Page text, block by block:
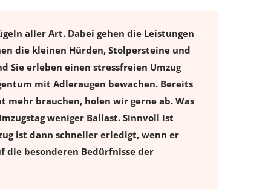
aller Art. Dabei gehen die Leistungen
die kleinen Hürden, Stolpersteine und
Sie erleben einen stressfreien Umzug
mit Adleraugen bewachen. Bereits
mehr brauchen, holen wir gerne ab. Was
weniger Ballast. Sinnvoll ist
ist dann schneller erledigt, wenn er
die besonderen Bedürfnisse der